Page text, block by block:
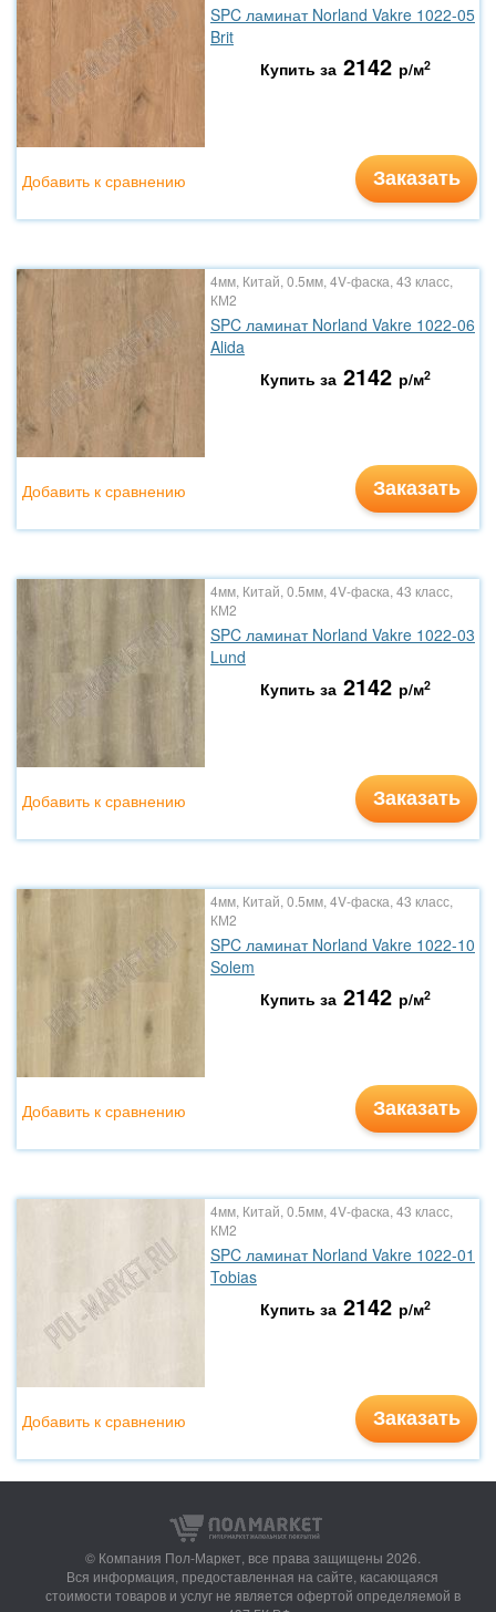
SPC ламинат Norland Vakre 1022-05
Brit
Купить за 2142 р/м2
Заказать
Добавить к сравнению
4мм, Китай, 0.5мм, 4V-фаска, 43 класс,
КМ2
SPC ламинат Norland Vakre 1022-06
Alida
Купить за 2142 р/м2
Заказать
Добавить к сравнению
4мм, Китай, 0.5мм, 4V-фаска, 43 класс,
КМ2
SPC ламинат Norland Vakre 1022-03
Lund
Купить за 2142 р/м2
Заказать
Добавить к сравнению
4мм, Китай, 0.5мм, 4V-фаска, 43 класс,
КМ2
SPC ламинат Norland Vakre 1022-10
Solem
Купить за 2142 р/м2
Заказать
Добавить к сравнению
4мм, Китай, 0.5мм, 4V-фаска, 43 класс,
КМ2
SPC ламинат Norland Vakre 1022-01
Tobias
Купить за 2142 р/м2
Заказать
Добавить к сравнению
© Компания Пол-Маркет, все права защищены 2026.
Вся информация, предоставленная на сайте, касающаяся
стоимости товаров и услуг не является офертой определяемой в